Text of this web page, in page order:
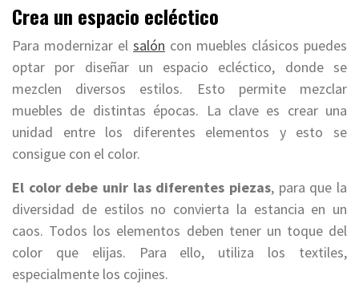
Crea un espacio ecléctico
Para modernizar el salón con muebles clásicos puedes
optar por diseñar un espacio ecléctico, donde se
mezclen diversos estilos. Esto permite mezclar
muebles de distintas épocas. La clave es crear una
unidad entre los diferentes elementos y esto se
consigue con el color.
El color debe unir las diferentes piezas, para que la
diversidad de estilos no convierta la estancia en un
caos. Todos los elementos deben tener un toque del
color que elijas. Para ello, utiliza los textiles,
especialmente los cojines.